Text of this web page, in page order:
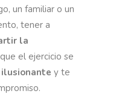
un familiar o un
tener a
la
el ejercicio se
y te